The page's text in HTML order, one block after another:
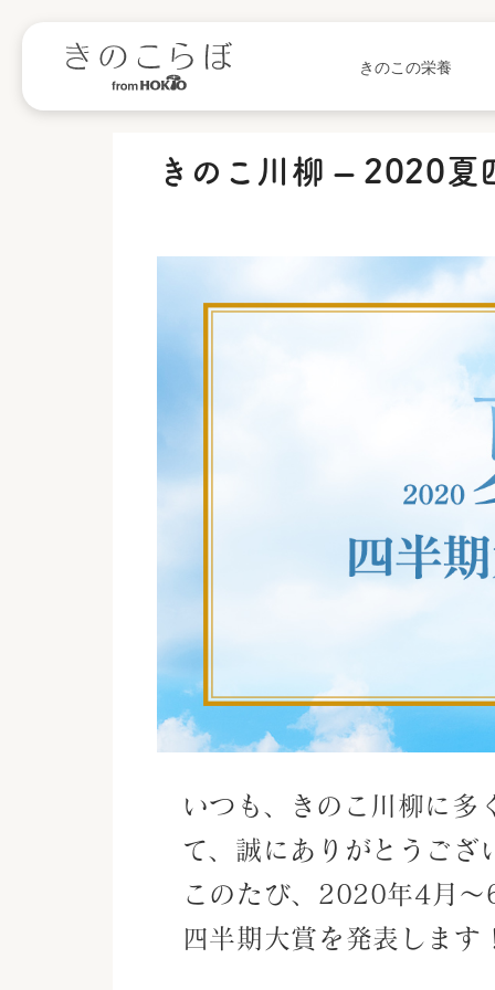
きのこの栄養
きのこ川柳 – 2020夏
いつも、きのこ川柳に多
て、誠にありがとうござ
このたび、2020年4月
四半期大賞を発表します